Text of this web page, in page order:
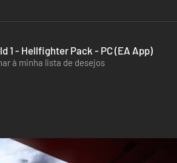
1 - Hellfighter Pack - PC (EA App)
à minha lista de desejos